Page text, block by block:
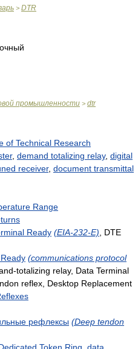
> DTR
промышленности > dtr
of Technical Research
, demand totalizing relay, digital
receiver, document transmittal
Range
Ready (EIA-232-E) , DTE
(communications protocol
totalizing relay, Data Terminal
reflex, Desktop Replacement
рефлексы (Deep tendon